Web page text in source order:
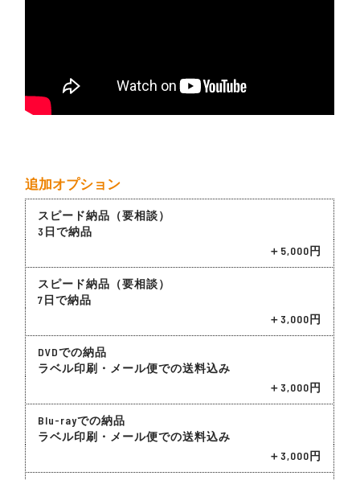
追加オプション
スピード納品（要相談）
3日で納品
＋5,000円
スピード納品（要相談）
7日で納品
＋3,000円
DVDでの納品
ラベル印刷・メール便での送料込み
＋3,000円
Blu-rayでの納品
ラベル印刷・メール便での送料込み
＋3,000円